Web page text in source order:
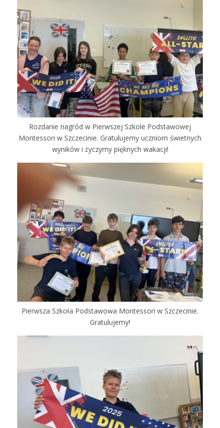
Rozdanie nagród w Pierwszej Szkole Podstawowej
Montessori w Szczecinie. Gratulujemy uczniom świetnych
wyników i życzymy pięknych wakacji!
Pierwsza Szkoła Podstawowa Montessori w Szczecinie.
Gratulujemy!